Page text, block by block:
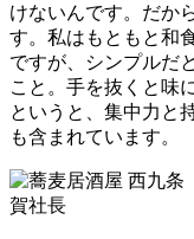
けないんです。だか
す。私はもともと和
ですが、シンプルだ
こと。手を抜くと味
というと、集中力と
も含まれています。